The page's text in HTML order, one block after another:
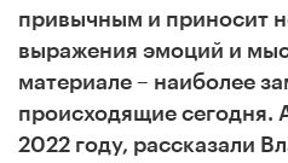
привычным и приносит
выражения эмоций и
материале – наиболее
происходящие сегодня.
2022 году, рассказали